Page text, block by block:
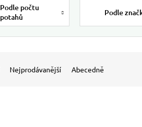
Podle počtu
potahů
Podle
Nejprodávanější Abecedně